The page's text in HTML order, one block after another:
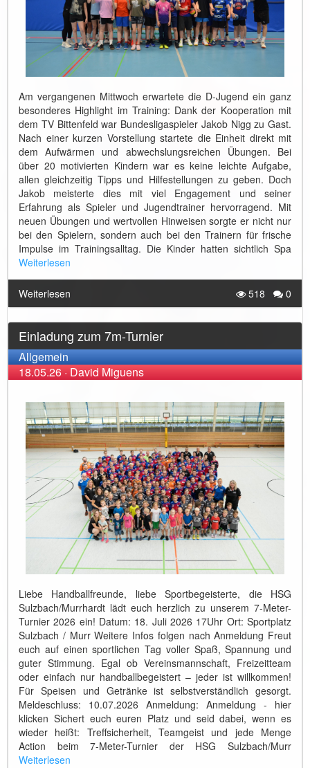
Am vergangenen Mittwoch erwartete die D-Jugend ein ganz
besonderes Highlight im Training: Dank der Kooperation mit
dem TV Bittenfeld war Bundesligaspieler Jakob Nigg zu Gast.
Nach einer kurzen Vorstellung startete die Einheit direkt mit
dem Aufwärmen und abwechslungsreichen Übungen. Bei
über 20 motivierten Kindern war es keine leichte Aufgabe,
allen gleichzeitig Tipps und Hilfestellungen zu geben. Doch
Jakob meisterte dies mit viel Engagement und seiner
Erfahrung als Spieler und Jugendtrainer hervorragend. Mit
neuen Übungen und wertvollen Hinweisen sorgte er nicht nur
bei den Spielern, sondern auch bei den Trainern für frische
Impulse im Trainingsalltag. Die Kinder hatten sichtlich Spa
Weiterlesen
Weiterlesen 518 0
Einladung zum 7m-Turnier
Allgemein
18.05.26·David Miguens
Liebe Handballfreunde, liebe Sportbegeisterte, die HSG
Sulzbach/Murrhardt lädt euch herzlich zu unserem 7-Meter-
Turnier 2026 ein! Datum: 18. Juli 2026 17Uhr Ort: Sportplatz
Sulzbach / Murr Weitere Infos folgen nach Anmeldung Freut
euch auf einen sportlichen Tag voller Spaß, Spannung und
guter Stimmung. Egal ob Vereinsmannschaft, Freizeitteam
oder einfach nur handballbegeistert – jeder ist willkommen!
Für Speisen und Getränke ist selbstverständlich gesorgt.
Meldeschluss: 10.07.2026 Anmeldung: Anmeldung - hier
klicken Sichert euch euren Platz und seid dabei, wenn es
wieder heißt: Treffsicherheit, Teamgeist und jede Menge
Action beim 7-Meter-Turnier der HSG Sulzbach/Murr
Weiterlesen